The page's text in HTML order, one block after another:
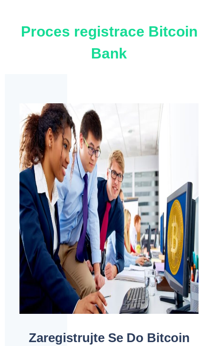
Proces registrace Bitcoin
Bank
Zaregistrujte Se Do Bitcoin